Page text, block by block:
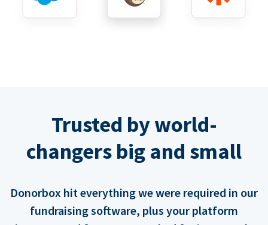
Trusted by world-
changers big and small
Donorbox hit everything we were required in our
fundraising software, plus your platform